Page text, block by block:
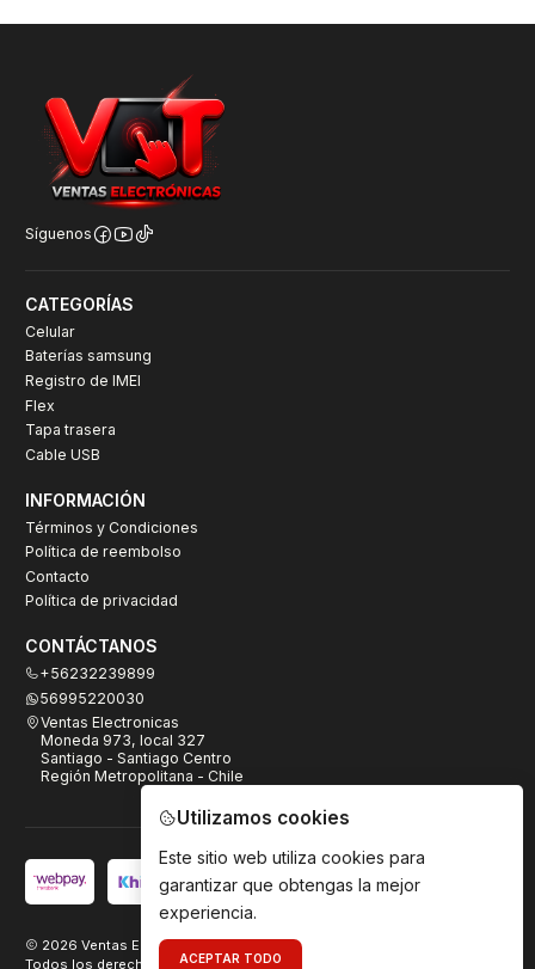
Síguenos
CATEGORÍAS
Celular
Baterías samsung
Registro de IMEI
Flex
Tapa trasera
Cable USB
INFORMACIÓN
Términos y Condiciones
Política de reembolso
Contacto
Política de privacidad
CONTÁCTANOS
+56232239899
56995220030
Ventas Electronicas
Moneda 973, local 327
Santiago - Santiago Centro
Región Metropolitana - Chile
2026 Ventas Electrónicas.
Todos los derechos reservados. Desarrollado por
Utilizamos cookies
Este sitio web utiliza cookies para
garantizar que obtengas la mejor
experiencia.
ACEPTAR TODO